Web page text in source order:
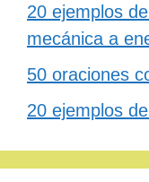
20 ejemplos
mecánica a
50 oraciones
20 ejemplos